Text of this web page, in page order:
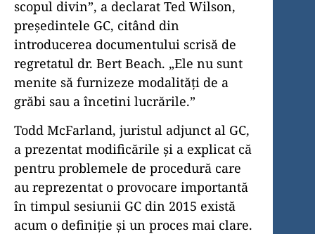
scopul divin”, a declarat Ted Wilson,
președintele GC, citând din
introducerea documentului scrisă de
regretatul dr. Bert Beach. „Ele nu sunt
menite să furnizeze modalități de a
grăbi sau a încetini lucrările.”
Todd McFarland, juristul adjunct al GC,
a prezentat modificările și a explicat că
pentru problemele de procedură care
au reprezentat o provocare importantă
în timpul sesiunii GC din 2015 există
acum o definiție și un proces mai clare.